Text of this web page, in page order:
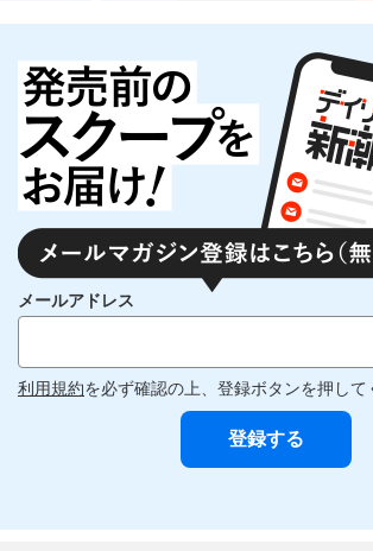
メールアドレス
利用規約を必ず確認の上、登録ボタンを押して